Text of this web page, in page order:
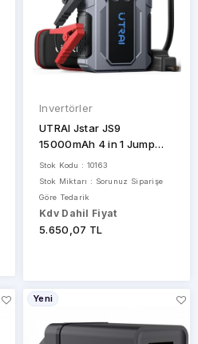
Invertörler
UTRAI Jstar JS9
15000mAh 4 in 1 Jump
Starter+Lastik Şişirme
Pompalı Taşınabilir Akü
Takviye Kiti
Stok Kodu : 10163
Stok Miktarı : Sorunuz Siparişe
Göre Tedarik
Kdv Dahil Fiyat
5.650,07 TL
Yeni